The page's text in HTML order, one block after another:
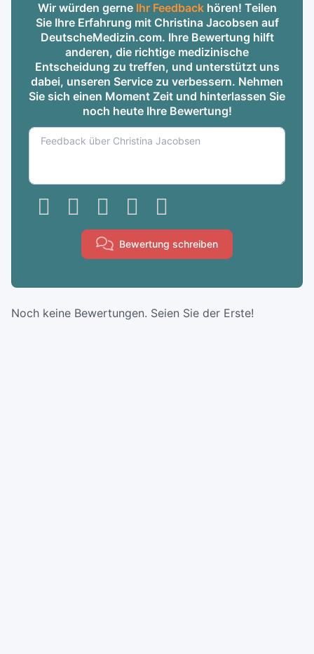
Wir würden gerne Ihr Feedbackhören! Teilen
Sie Ihre Erfahrung mit Christina Jacobsen auf
DeutscheMedizin.com. Ihre Bewertung hilft
anderen, die richtige medizinische
Entscheidung zu treffen, und unterstützt uns
dabei, unseren Service zu verbessern. Nehmen
Sie sich einen Moment Zeit und hinterlassen Sie
noch heute Ihre Bewertung!
Bewertung schreiben
Noch keine Bewertungen. Seien Sie der Erste!